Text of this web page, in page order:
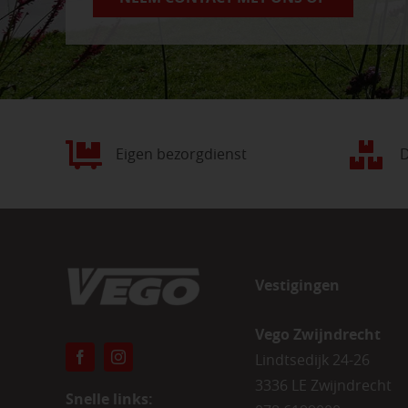
Eigen bezorgdienst
Snelle links:
Vestigingen
Vego Zwijndrecht
Lindtsedijk 24-26
3336 LE Zwijndrecht